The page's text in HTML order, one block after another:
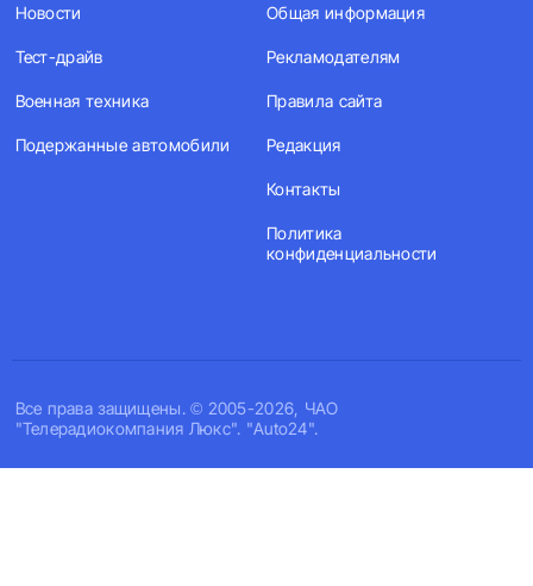
Все права защищены. © 2005-2026, ЧАО
"Телерадиокомпания Люкс". "Auto24".
Новости
Тест-драйв
Военная техника
Подержанные автомобили
Общая информация
Рекламодателям
Правила сайта
Редакция
Контакты
Политика
конфиденциальности